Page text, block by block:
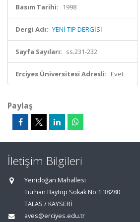
Basım Tarihi: 1998
Dergi Adı: YENİ TIP DERGİSİ
Sayfa Sayıları: ss.231-232
Erciyes Üniversitesi Adresli: Evet
Paylaş
İletişim Bilgileri
Yenidoğan Mahallesi
Turhan Baytop Sokak No:1 38280
TALAS / KAYSERİ
aves@erciyes.edu.tr